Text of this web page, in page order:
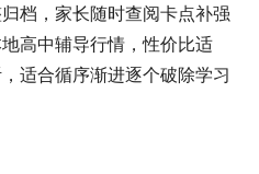
档，家长随时查阅卡点补强
高中辅导行情，性价比适
适合循序渐进逐个破除学习